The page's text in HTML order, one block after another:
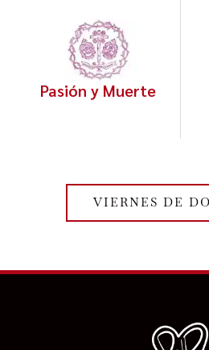
Pasión y Muerte
VIERNES DE